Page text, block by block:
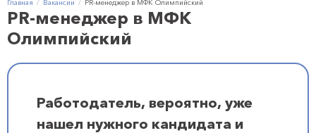
Главная Вакансии PR-менеджер в МФК Олимпийский
PR-менеджер в МФК
Олимпийский
Работодатель, вероятно, уже
нашел нужного кандидата и